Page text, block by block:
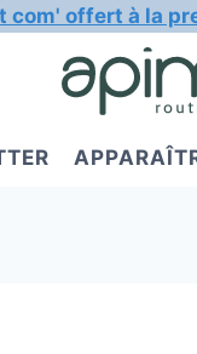
com' offert à la